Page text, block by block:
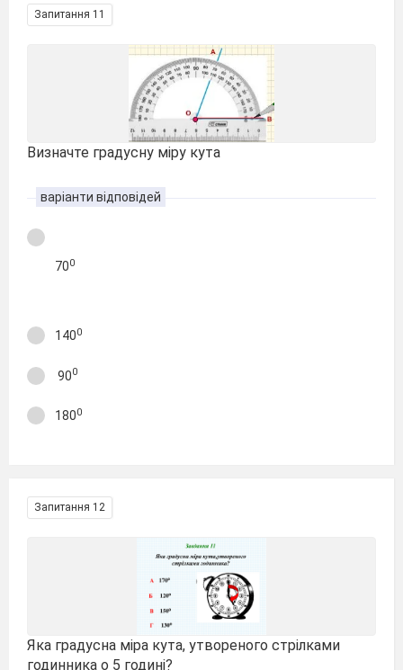
Запитання 11
Визначте градусну міру кута
варіанти відповідей
700
1400
900
1800
Запитання 12
Яка градусна міра кута, утвореного стрілками
годинника о 5 годині?